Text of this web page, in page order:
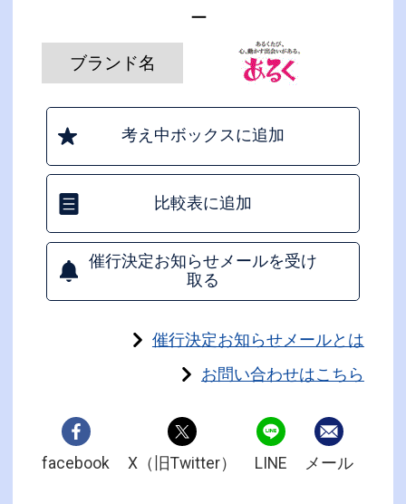
ー
ブランド名
考え中ボックスに追加
比較表に追加
催行決定お知らせメールを受け
取る
催行決定お知らせメールとは
お問い合わせはこちら
facebook X（旧Twitter） LINE メール